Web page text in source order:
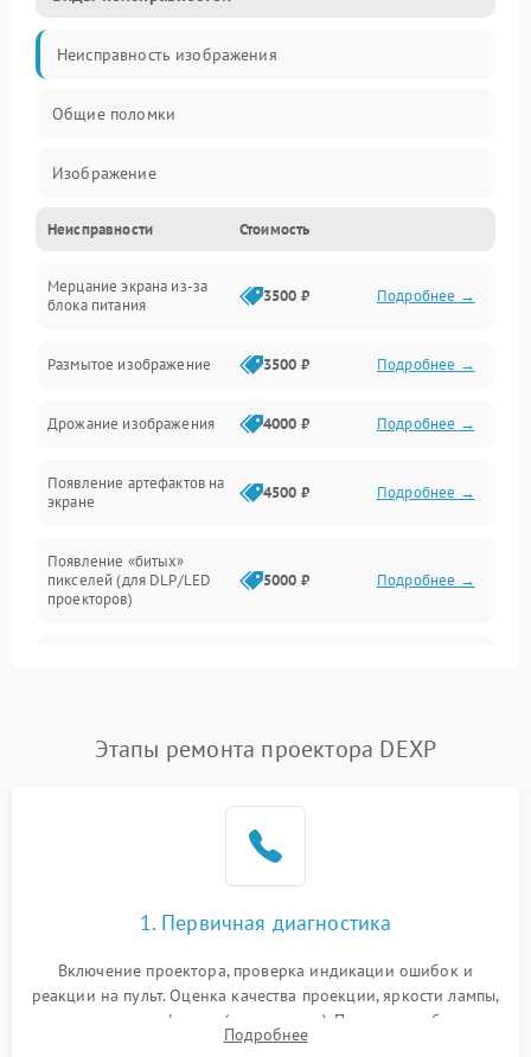
Неисправность изображения
Общие поломки
Изображение
Лампа подсветки
Неисправность управления и интерфейсов
Неисправности Стоимость
Мерцание экрана из-за
блока питания
3500 ₽ Подробнее →
Размытое изображение 3500 ₽ Подробнее →
Дрожание изображения 4000 ₽ Подробнее →
Появление артефактов на
экране
4500 ₽ Подробнее →
Появление «битых»
пикселей (для DLP/LED
проекторов)
5000 ₽ Подробнее →
Нестабильная яркость или
контраст
4000 ₽ Подробнее →
Неравномерная подсветка
автоматическая коррекция
трапеции (Keystone)
Проблемы с
масштабированием
Подробнее →
Этапы ремонта проектора DEXP
1. Первичная диагностика
Включение проектора, проверка индикации ошибок и
реакции на пульт. Оценка качества проекции, яркости лампы,
наличия артефактов (точки, пятна). Проверка работы
системы охлаждения по уровню шума вентиляторов.
Подробнее